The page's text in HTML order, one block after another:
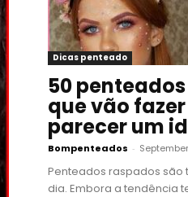
Dicas penteado
50
que vão
parecer um
Bompenteados -
Penteados raspados são
dia. Embora a tendência